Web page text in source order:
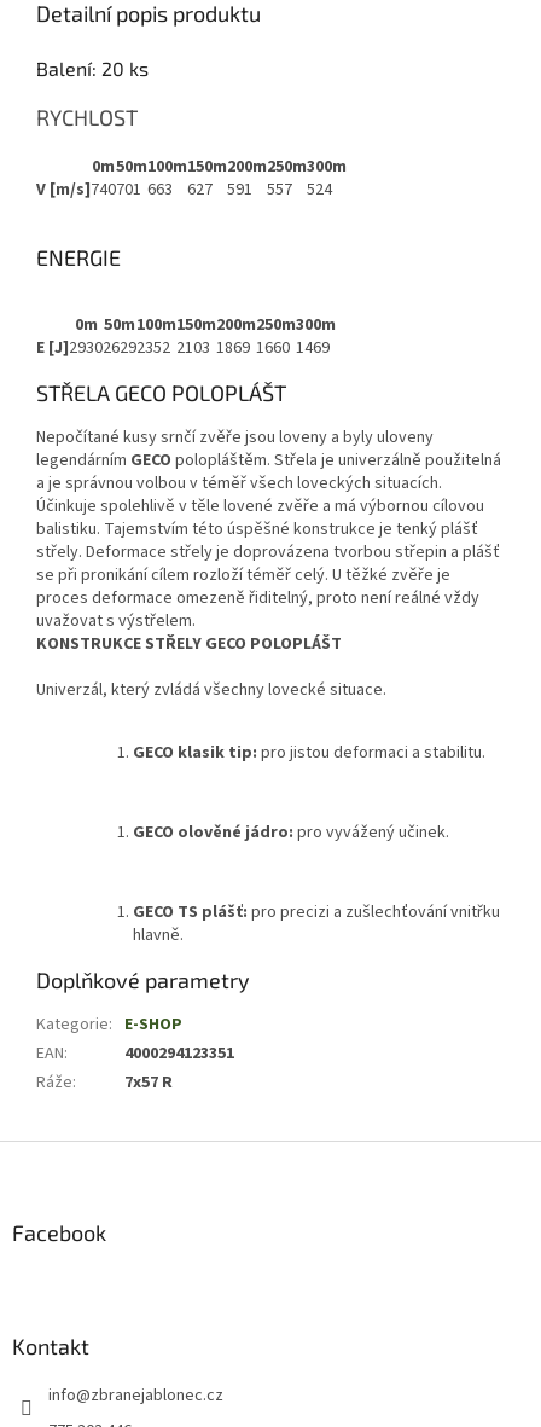
Detailní popis produktu
Balení: 20 ks
RYCHLOST
0m50m100m150m200m250m300m
V [m/s]740701 663 627 591 557 524
ENERGIE
0m 50m100m150m200m250m300m
E [J]293026292352 2103 1869 1660 1469
STŘELA GECO POLOPLÁŠT
Nepočítané kusy srnčí zvěře jsou loveny a byly uloveny
legendárním GECO polopláštěm. Střela je univerzálně použitelná
a je správnou volbou v téměř všech loveckých situacích.
Účinkuje spolehlivě v těle lovené zvěře a má výbornou cílovou
balistiku. Tajemstvím této úspěšné konstrukce je tenký plášť
střely. Deformace střely je doprovázena tvorbou střepin a plášť
se při pronikání cílem rozloží téměř celý. U těžké zvěře je
proces deformace omezeně řiditelný, proto není reálné vždy
uvažovat s výstřelem.
KONSTRUKCE STŘELY GECO POLOPLÁŠT
Univerzál, který zvládá všechny lovecké situace.
GECO klasik tip: pro jistou deformaci a stabilitu.
GECO olověné jádro: pro vyvážený učinek.
GECO TS plášť: pro precizi a zušlechťování vnitřku
hlavně.
Doplňkové parametry
Kategorie: E-SHOP
EAN:
4000294123351
Ráže: 7x57 R
Facebook
Kontakt
info@zbranejablonec.cz